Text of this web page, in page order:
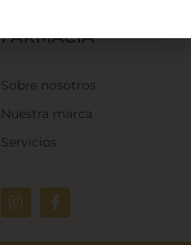
FARMACIA
Sobre nosotros
Nuestra marca
Servicios